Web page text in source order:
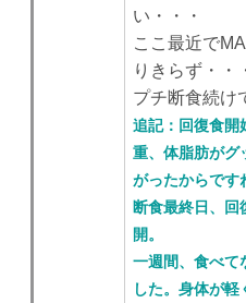
い・・・
ここ最近で
りきらず・・
プチ断食続け
追記：回復食開
重、体脂肪がグ
がったからです
断食最終日、回
開。
一週間、食べて
した。身体が軽